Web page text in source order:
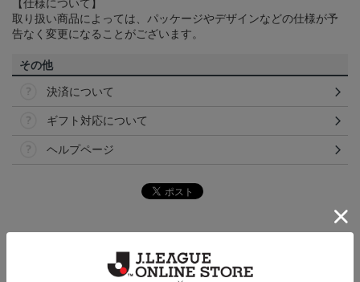
【仕様について】
取り扱い商品によっては、パッケージやデザインなどの仕様が予
告なく変更になることがございます。
その他
決済について
ギフト対応について
ヘルプページ